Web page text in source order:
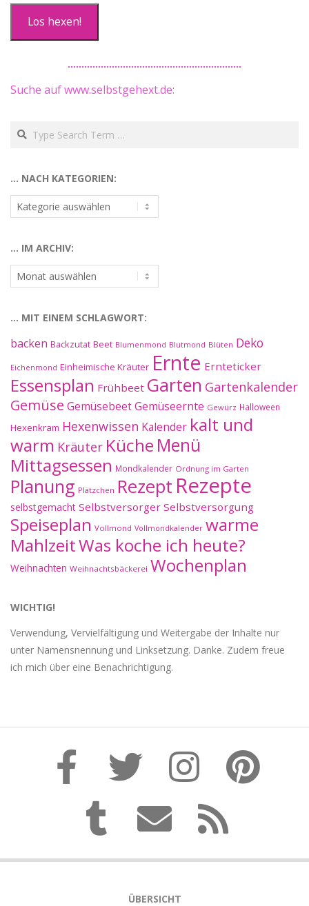
Los hexen!
Suche auf www.selbstgehext.de:
Search
… NACH KATEGORIEN:
…
nach
… IM ARCHIV:
…
im
… MIT EINEM SCHLAGWORT:
backen Backzutat Beet Blumenmond Blutmond Blüten Deko
Eichenmond Einheimische Kräuter Ernte Ernteticker
Essensplan Frühbeet Garten Gartenkalender
Gemüse GemüsebeetGemüseernte Gewürz Halloween
Hexenkram Hexenwissen Kalender kalt und
warm Kräuter Küche Menü
Mittagsessen Mondkalender Ordnung im Garten
Planung Plätzchen Rezept Rezepte
selbstgemacht Selbstversorger Selbstversorgung
Speiseplan Vollmond Vollmondkalender warme
MahlzeitWas koche ich heute?
Weihnachten Weihnachtsbäckerei Wochenplan
WICHTIG!
Verwendung, Vervielfältigung und Weitergabe der Inhalte nur
unter Namensnennung und Linksetzung. Danke. Zudem freue
ich mich über eine Benachrichtigung.
ÜBERSICHT